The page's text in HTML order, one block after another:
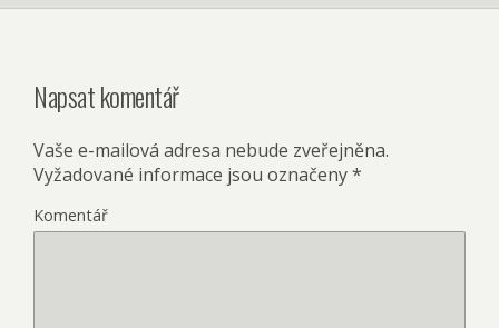
Napsat komentář
Vaše e-mailová adresa nebude zveřejněna.
Vyžadované informace jsou označeny*
Komentář